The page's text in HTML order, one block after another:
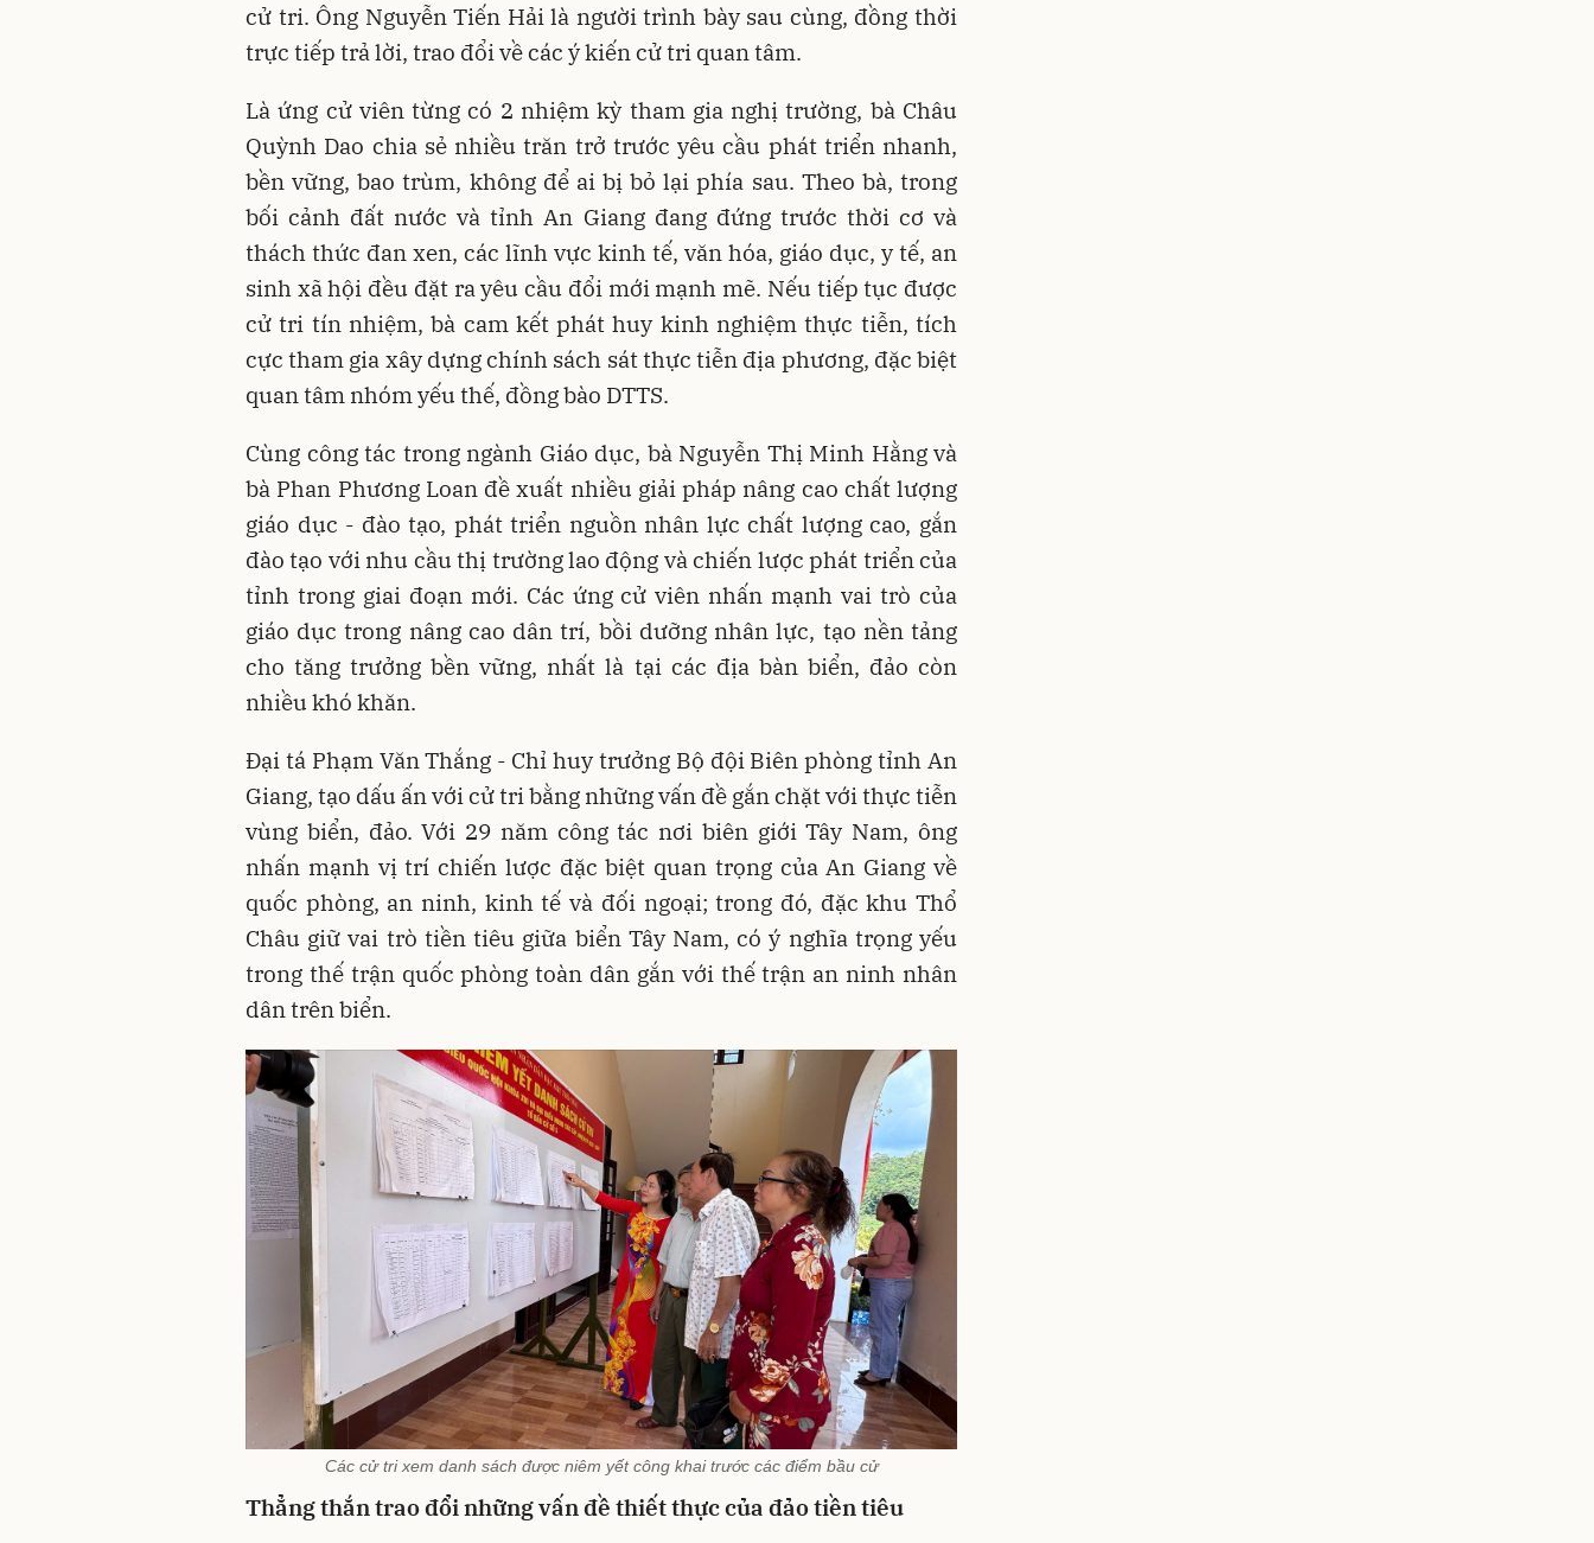
cử tri. Ông Nguyễn Tiến Hải là người trình bày sau cùng, đồng thời
trực tiếp trả lời, trao đổi về các ý kiến cử tri quan tâm.
Là ứng cử viên từng có 2 nhiệm kỳ tham gia nghị trường, bà Châu
Quỳnh Dao chia sẻ nhiều trăn trở trước yêu cầu phát triển nhanh,
bền vững, bao trùm, không để ai bị bỏ lại phía sau. Theo bà, trong
bối cảnh đất nước và tỉnh An Giang đang đứng trước thời cơ và
thách thức đan xen, các lĩnh vực kinh tế, văn hóa, giáo dục, y tế, an
sinh xã hội đều đặt ra yêu cầu đổi mới mạnh mẽ. Nếu tiếp tục được
cử tri tín nhiệm, bà cam kết phát huy kinh nghiệm thực tiễn, tích
cực tham gia xây dựng chính sách sát thực tiễn địa phương, đặc biệt
quan tâm nhóm yếu thế, đồng bào DTTS.
Cùng công tác trong ngành Giáo dục, bà Nguyễn Thị Minh Hằng và
bà Phan Phương Loan đề xuất nhiều giải pháp nâng cao chất lượng
giáo dục - đào tạo, phát triển nguồn nhân lực chất lượng cao, gắn
đào tạo với nhu cầu thị trường lao động và chiến lược phát triển của
tỉnh trong giai đoạn mới. Các ứng cử viên nhấn mạnh vai trò của
giáo dục trong nâng cao dân trí, bồi dưỡng nhân lực, tạo nền tảng
cho tăng trưởng bền vững, nhất là tại các địa bàn biển, đảo còn
nhiều khó khăn.
Đại tá Phạm Văn Thắng - Chỉ huy trưởng Bộ đội Biên phòng tỉnh An
Giang, tạo dấu ấn với cử tri bằng những vấn đề gắn chặt với thực tiễn
vùng biển, đảo. Với 29 năm công tác nơi biên giới Tây Nam, ông
nhấn mạnh vị trí chiến lược đặc biệt quan trọng của An Giang về
quốc phòng, an ninh, kinh tế và đối ngoại; trong đó, đặc khu Thổ
Châu giữ vai trò tiền tiêu giữa biển Tây Nam, có ý nghĩa trọng yếu
trong thế trận quốc phòng toàn dân gắn với thế trận an ninh nhân
dân trên biển.
Các cử tri xem danh sách được niêm yết công khai trước các điểm bầu cử
Thẳng thắn trao đổi những vấn đề thiết thực của đảo tiền tiêu